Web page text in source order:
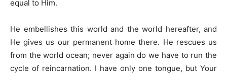
equal to Him.
He embellishes this world and the world hereafter, and
He gives us our permanent home there. He rescues us
from the world ocean; never again do we have to run the
cycle of reincarnation. I have only one tongue, but Your